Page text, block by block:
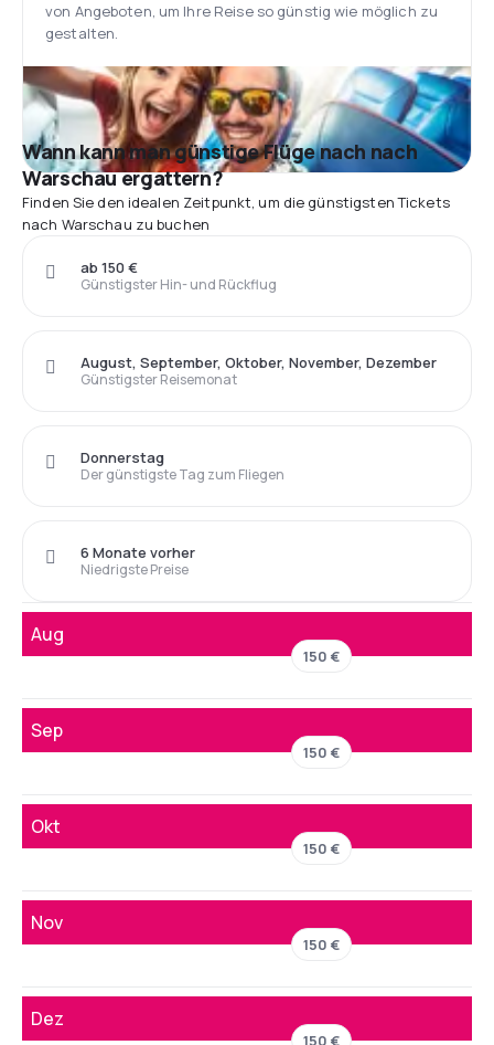
von Angeboten, um Ihre Reise so günstig wie möglich zu
gestalten.
Wann kann man günstige Flüge nach nach
Warschau ergattern?
Finden Sie den idealen Zeitpunkt, um die günstigsten Tickets
nach Warschau zu buchen
Günstigster Hin- und Rückflug
ab 150 €
Günstigster Reisemonat
August, September, Oktober, November, Dezember
Der günstigste Tag zum Fliegen
Donnerstag
Niedrigste Preise
6 Monate vorher
Aug
150 €
Sep
150 €
Okt
150 €
Nov
150 €
Dez
150 €